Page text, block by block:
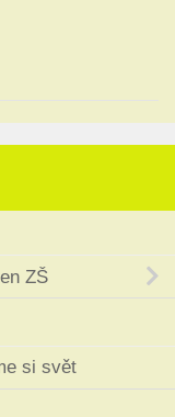
ZŠ
si svět